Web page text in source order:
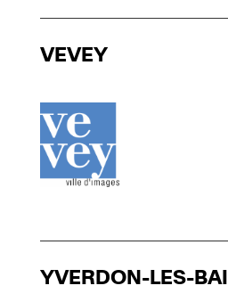
VEVEY
YVERDON-LES-